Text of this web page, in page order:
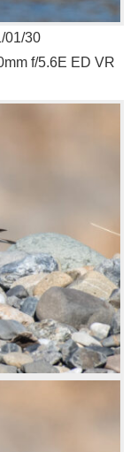
01/30
f/5.6E ED VR